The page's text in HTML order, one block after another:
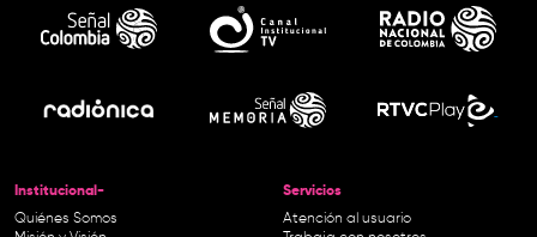
Institucional-
Quiénes Somos
Servicios
Atención al usuario